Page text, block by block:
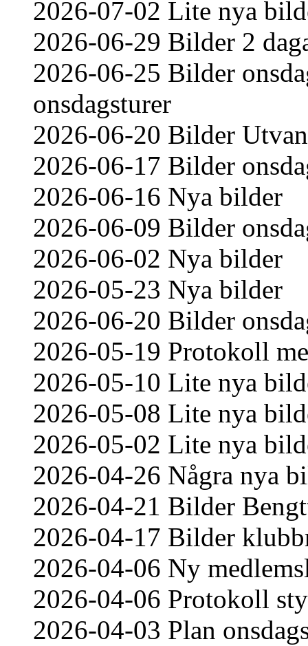
2026-07-02 Lite nya
2026-06-29 Bilder 2
2026-06-25 Bilder
onsdagsturer
2026-06-20 Bilder
2026-06-17 Bilder
2026-06-16 Nya bilder
2026-06-09 Bilder
2026-06-02 Nya bilder
2026-05-23 Nya bilder
2026-06-20 Bilder
2026-05-19 Protokoll
2026-05-10 Lite nya
2026-05-08 Lite nya
2026-05-02 Lite nya
2026-04-26 Några nya
2026-04-21 Bilder
2026-04-17 Bilder
2026-04-06 Ny
2026-04-06 Protokoll
2026-04-03 Plan